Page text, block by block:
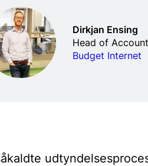
Dirkjan Ensing
Head of
Budget Internet